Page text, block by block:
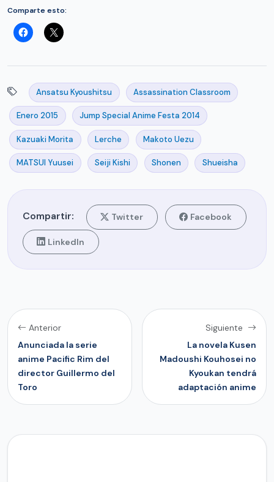
Comparte esto:
Ansatsu Kyoushitsu Assassination Classroom
Enero 2015 Jump Special Anime Festa 2014
Kazuaki Morita Lerche Makoto Uezu
MATSUI Yuusei Seiji Kishi Shonen Shueisha
Compartir: Twitter Facebook
LinkedIn
Anterior
Anunciada la serie
anime Pacific Rim del
director Guillermo del
Toro
Siguiente
La novela Kusen
Madoushi Kouhosei no
Kyoukan tendrá
adaptación anime